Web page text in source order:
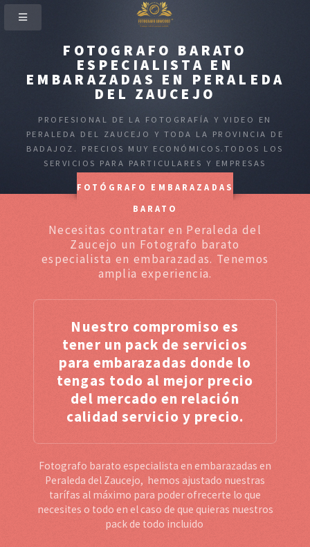
FOTOGRAFO BARATO
ESPECIALISTA EN
EMBARAZADAS EN PERALEDA
DEL ZAUCEJO
PROFESIONAL DE LA FOTOGRAFÍA Y VIDEO EN
PERALEDA DEL ZAUCEJO Y TODA LA PROVINCIA DE
BADAJOZ. PRECIOS MUY ECONÓMICOS.TODOS LOS
SERVICIOS PARA PARTICULARES Y EMPRESAS
FOTÓGRAFO EMBARAZADAS
BARATO
Necesitas contratar en Peraleda del
Zaucejo un Fotografo barato
especialista en embarazadas. Tenemos
amplia experiencia.
Nuestro compromiso es
tener un pack de servicios
para embarazadas donde lo
tengas todo al mejor precio
del mercado en relación
calidad servicio y precio.
Fotografo barato especialista en embarazadas en
Peraleda del Zaucejo, hemos ajustado nuestras
tarífas al máximo para poder ofrecerte lo que
necesites o todo en el caso de que quieras nuestros
pack de todo incluido